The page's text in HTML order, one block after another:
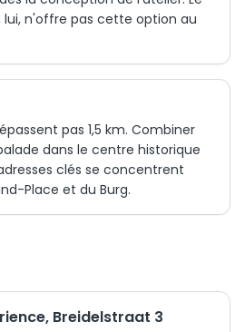
lui, n'offre pas cette option au
pas 1,5 km. Combiner
dans le centre historique
clés se concentrent
Place et du Burg.
Breidelstraat 3